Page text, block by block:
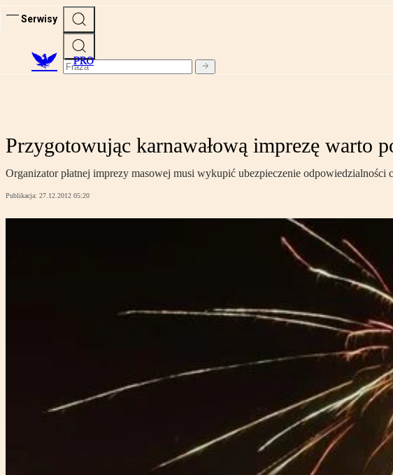
Serwisy
PRO
Przygotowując karnawałową imprezę warto
Organizator płatnej imprezy masowej musi wykupić ubezpieczenie
Publikacja: 27.12.2012 05:20